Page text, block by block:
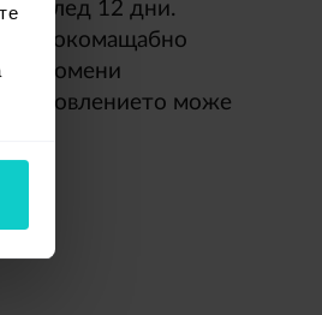
след 12 дни.
широкомащабно
промени
обновлението може